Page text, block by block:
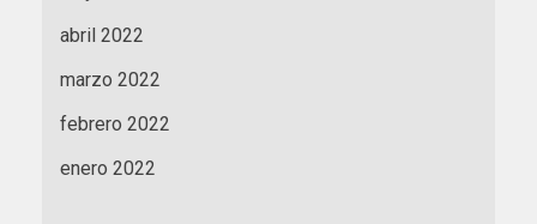
abril 2022
marzo 2022
febrero 2022
enero 2022